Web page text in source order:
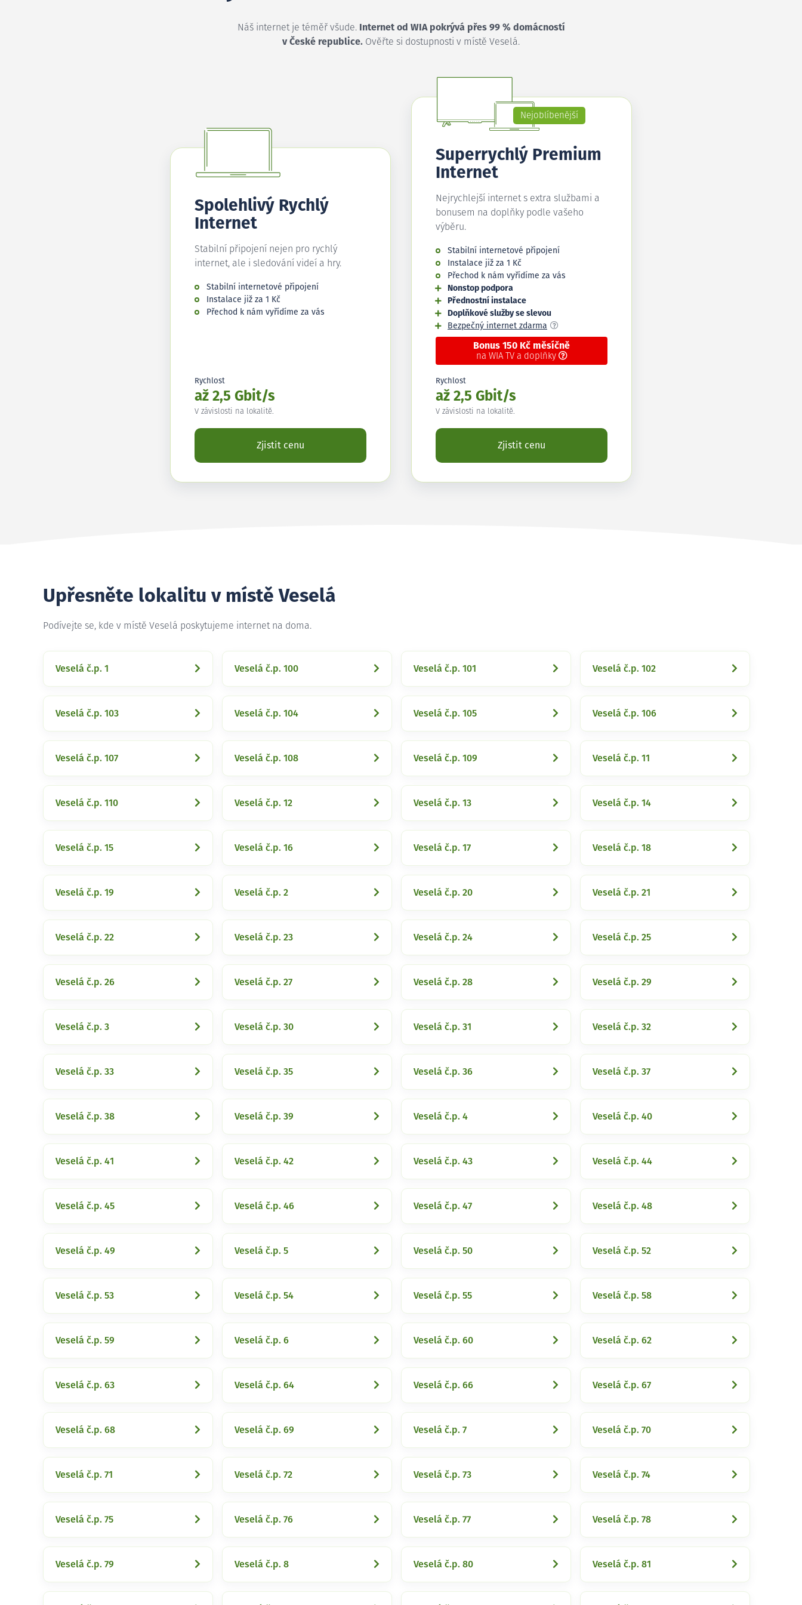
Náš internet je téměř všude.
Internet od WIA pokrývá přes 99 % domácností
v České republice. Ověřte si dostupnosti v místě Veselá.
Spolehlivý Rychlý
Internet
Stabilní připojení nejen pro rychlý
internet, ale i sledování videí a hry.
Stabilní internetové připojení
Instalace již za 1 Kč
Přechod k nám vyřídíme za vás
Rychlost
až 2,5 Gbit/s
V závislosti na lokalitě.
Zjistit cenu
Nejoblíbenější
Superrychlý Premium
Internet
Nejrychlejší internet s extra službami a
bonusem na doplňky podle vašeho
výběru.
Stabilní internetové připojení
Instalace již za 1 Kč
Přechod k nám vyřídíme za vás
Nonstop podpora
Přednostní instalace
Doplňkové služby se slevou
Bezpečný internet zdarma
Bonus 150 Kč měsíčně
na WIA TV a doplňky
Rychlost
až 2,5 Gbit/s
V závislosti na lokalitě.
Zjistit cenu
Upřesněte lokalitu v místě Veselá
Podívejte se, kde v místě Veselá poskytujeme internet na doma.
Veselá č.p. 1 Veselá č.p. 100 Veselá č.p. 101 Veselá č.p. 102
Veselá č.p. 103 Veselá č.p. 104 Veselá č.p. 105 Veselá č.p. 106
Veselá č.p. 107 Veselá č.p. 108 Veselá č.p. 109 Veselá č.p. 11
Veselá č.p. 110 Veselá č.p. 12 Veselá č.p. 13 Veselá č.p. 14
Veselá č.p. 15 Veselá č.p. 16 Veselá č.p. 17 Veselá č.p. 18
Veselá č.p. 19 Veselá č.p. 2 Veselá č.p. 20 Veselá č.p. 21
Veselá č.p. 22 Veselá č.p. 23 Veselá č.p. 24 Veselá č.p. 25
Veselá č.p. 26 Veselá č.p. 27 Veselá č.p. 28 Veselá č.p. 29
Veselá č.p. 3 Veselá č.p. 30 Veselá č.p. 31 Veselá č.p. 32
Veselá č.p. 33 Veselá č.p. 35 Veselá č.p. 36 Veselá č.p. 37
Veselá č.p. 38 Veselá č.p. 39 Veselá č.p. 4 Veselá č.p. 40
Veselá č.p. 41 Veselá č.p. 42 Veselá č.p. 43 Veselá č.p. 44
Veselá č.p. 45 Veselá č.p. 46 Veselá č.p. 47 Veselá č.p. 48
Veselá č.p. 49 Veselá č.p. 5 Veselá č.p. 50 Veselá č.p. 52
Veselá č.p. 53 Veselá č.p. 54 Veselá č.p. 55 Veselá č.p. 58
Veselá č.p. 59 Veselá č.p. 6 Veselá č.p. 60 Veselá č.p. 62
Veselá č.p. 63 Veselá č.p. 64 Veselá č.p. 66 Veselá č.p. 67
Veselá č.p. 68 Veselá č.p. 69 Veselá č.p. 7 Veselá č.p. 70
Veselá č.p. 71 Veselá č.p. 72 Veselá č.p. 73 Veselá č.p. 74
Veselá č.p. 75 Veselá č.p. 76 Veselá č.p. 77 Veselá č.p. 78
Veselá č.p. 79 Veselá č.p. 8 Veselá č.p. 80 Veselá č.p. 81